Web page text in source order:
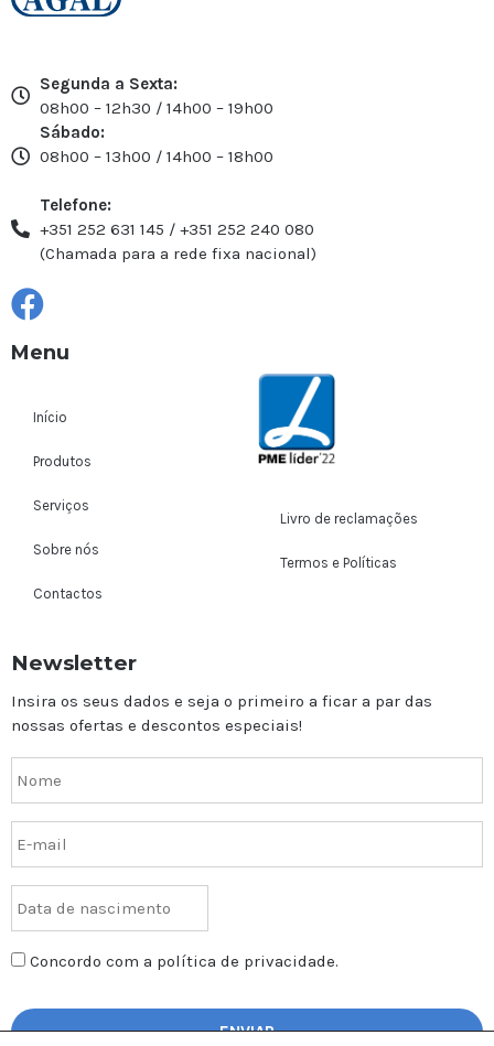
Segunda a Sexta:
08h00 – 12h30 / 14h00 – 19h00
Sábado:
08h00 – 13h00 / 14h00 – 18h00
Telefone:
+351 252 631 145 / +351 252 240 080
(Chamada para a rede fixa nacional)
Menu
Início
Produtos
Serviços
Sobre nós
Contactos
Livro de reclamações
Termos e Políticas
Newsletter
Insira os seus dados e seja o primeiro a ficar a par das
nossas ofertas e descontos especiais!
Concordo com a política de privacidade.